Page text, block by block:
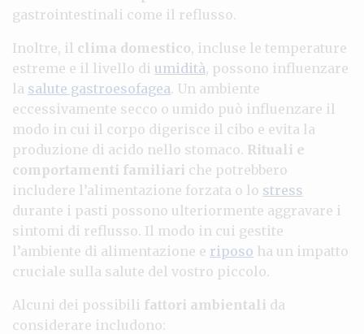
gastrointestinali come il reflusso.
Inoltre, il clima domestico, incluse le temperature
estreme e il livello di umidità, possono influenzare
la salute gastroesofagea. Un ambiente
eccessivamente secco o umido può influenzare il
modo in cui il corpo digerisce il cibo e evita la
produzione di acido nello stomaco. Rituali e
comportamenti familiari che potrebbero
includere l’alimentazione forzata o lo stress
durante i pasti possono ulteriormente aggravare i
sintomi di reflusso. Il modo in cui gestite
l’ambiente di alimentazione e riposo ha un impatto
cruciale sulla salute del vostro piccolo.
Alcuni dei possibili fattori ambientali da
considerare includono: